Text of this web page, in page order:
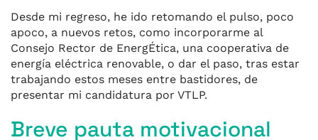
Desde mi regreso, he ido retomando el pulso, poco
apoco, a nuevos retos, como incorporarme al
Consejo Rector de EnergÉtica, una cooperativa de
energía eléctrica renovable, o dar el paso, tras estar
trabajando estos meses entre bastidores, de
presentar mi candidatura por VTLP.
Breve pauta motivacional